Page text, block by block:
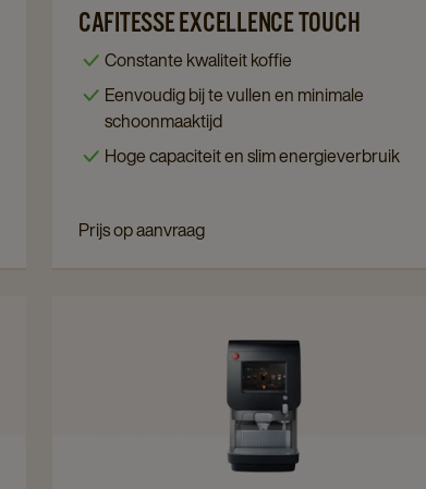
to
Cafitesse
Excellence
Touch
page
CAFITESSE EXCELLENCE TOUCH
Constante kwaliteit koffie
Eenvoudig bij te vullen en minimale
schoonmaaktijd
Hoge capaciteit en slim energieverbruik
Prijs op aanvraag
to
Cafitesse
Excellence
Touch
Hot